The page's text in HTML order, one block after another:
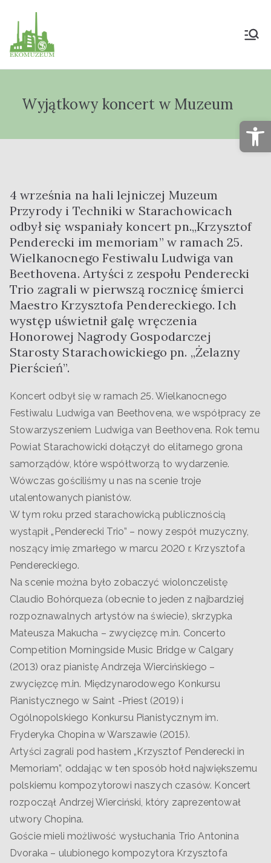
Muzeum Przyrody
"Ekomuzeum" im.
Jana Pazdura
Wyjątkowy koncert w Muzeum
4 września na hali lejniczej Muzeum
Przyrody i Techniki w Starachowicach
odbył się wspaniały koncert pn.„Krzysztof
Penderecki im memoriam” w ramach 25.
Wielkanocnego Festiwalu Ludwiga van
Beethovena. Artyści z zespołu Penderecki
Trio zagrali w pierwszą rocznicę śmierci
Maestro Krzysztofa Pendereckiego. Ich
występ uświetnił galę wręczenia
Honorowej Nagrody Gospodarczej
Starosty Starachowickiego pn. „Żelazny
Pierścień”.
Koncert odbył się w ramach 25. Wielkanocnego
Festiwalu Ludwiga van Beethovena, we współpracy ze
Stowarzyszeniem Ludwiga van Beethovena. Rok temu
Powiat Starachowicki dołączył do elitarnego grona
samorządów, które współtworzą to wydarzenie.
Wówczas gościliśmy u nas na scenie troje
utalentowanych pianistów.
W tym roku przed starachowicką publicznością
wystąpił „Penderecki Trio” – nowy zespół muzyczny,
noszący imię zmarłego w marcu 2020 r. Krzysztofa
Pendereckiego.
Na scenie można było zobaczyć wiolonczelistę
Claudio Bohórqueza (obecnie to jeden z najbardziej
rozpoznawalnych artystów na świecie), skrzypka
Mateusza Makucha – zwycięzcę m.in. Concerto
Competition Morningside Music Bridge w Calgary
(2013) oraz pianistę Andrzeja Wiercińskiego –
zwycięzcę m.in. Międzynarodowego Konkursu
Pianistycznego w Saint -Priest (2019) i
Ogólnopolskiego Konkursu Pianistycznym im.
Fryderyka Chopina w Warszawie (2015).
Artyści zagrali pod hasłem „Krzysztof Penderecki in
Memoriam”, oddając w ten sposób hołd największemu
polskiemu kompozytorowi naszych czasów. Koncert
rozpoczął Andrzej Wierciński, który zaprezentował
utwory Chopina.
Goście mieli możliwość wysłuchania Trio Antonina
Dvoraka – ulubionego kompozytora Krzysztofa